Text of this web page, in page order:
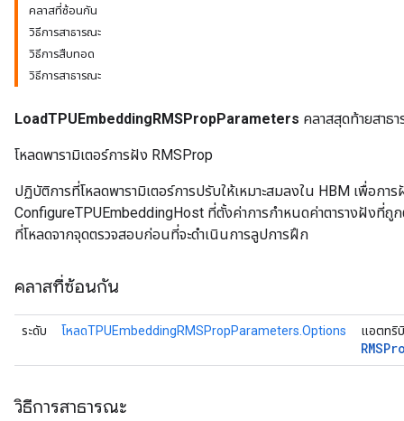
คลาสที่ซ้อนกัน
วิธีการสาธารณะ
วิธีการสืบทอด
วิธีการสาธารณะ
LoadTPUEmbeddingRMSPropParameters คลาสสุดท้ายสาธ
โหลดพารามิเตอร์การฝัง RMSProp
ปฏิบัติการที่โหลดพารามิเตอร์การปรับให้เหมาะสมลงใน HBM เพื่อกา
ConfigureTPUEmbeddingHost ที่ตั้งค่าการกำหนดค่าตารางฝังที่ถู
ที่โหลดจากจุดตรวจสอบก่อนที่จะดำเนินการลูปการฝึก
คลาสที่ซ้อนกัน
ระดับ โหลดTPUEmbeddingRMSPropParameters.Options แอตทริ
วิธีการสาธารณะ